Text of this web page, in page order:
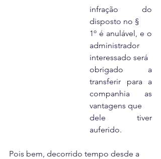
infração do
disposto no §
1º é anulável, e o
administrador
interessado será
obrigado a
transferir para a
companhia as
vantagens que
dele tiver
auferido.
Pois bem, decorrido tempo desde a